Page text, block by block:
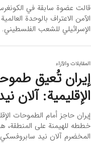
قالت عضوة سابقة في
الآمن الاعتراف بالوحدة
الإسرائيلي للشعب
المقابلات والآراء
إيران تُعيق
الإقليمية: آلان
إيران حاجز أمام الطموحات
خططه للهيمنة على المنطقة،
المخضرم آلان نيد